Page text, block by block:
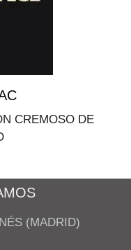
CREMOSO DE
(MADRID)